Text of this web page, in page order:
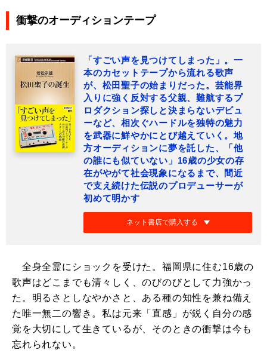
衝撃のオーディションテープ
「すごい声を見つけてしまった」。一
本のカセットテープから流れる歌声
が、松田聖子の始まりだった。芸能界
入りに強く反対する父親、難航するプ
ロダクション探しと決まらないデビュ
ーなど、相次ぐハードルを独特の魅力
を武器に鮮やかにとび越えていく。地
方オーディションに夢を託した、「他
の誰にも似ていない」16歳の少女の存
在がやがて社会現象になるまで、間近
で支え続けた伝説のプロデューサーが
初めて明かす
ネット書店で購入する
全身全霊にショックを受けた。福岡県に住む16歳の
歌声はどこまでも清々しく、のびのびとして力強かっ
た。明るさとしなやかさと、ある種の知性を兼ね備え
た唯一無二の響き。私は元来「直感」が鋭く自分の感
覚を大切にして生きているが、そのときの衝撃は今も
忘れられない。